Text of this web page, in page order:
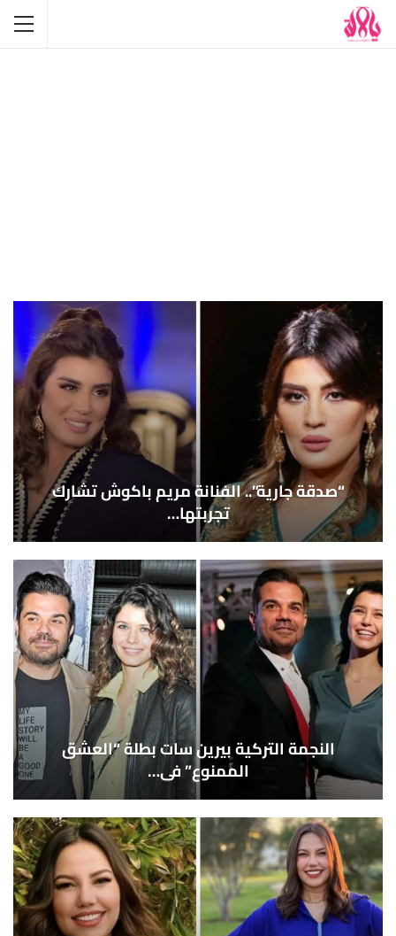
“صدقة جارية”.. الفنانة مريم باكوش تشارك
تجربتها…
النجمة التركية بيرين سات بطلة “العشق
الممنوع” في…